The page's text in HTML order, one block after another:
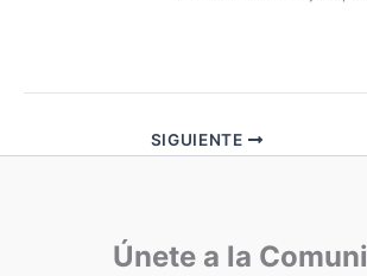
SIGUIENTE
Únete a la